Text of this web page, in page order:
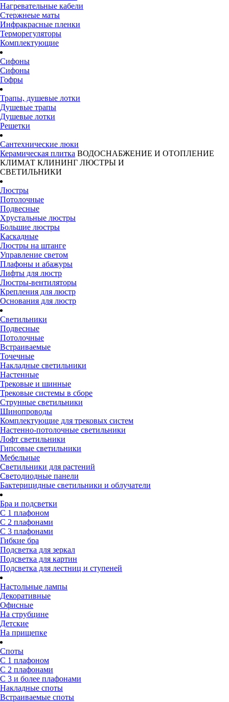
Нагревательные кабели
Стержнеые маты
Инфракрасные пленки
Терморегуляторы
Комплектующие
Сифоны
Сифоны
Гофры
Трапы, душевые лотки
Душевые трапы
Душевые лотки
Решетки
Сантехнические люки
Керамическая плитка ВОДОСНАБЖЕНИЕ И ОТОПЛЕНИЕ
КЛИМАТ КЛИНИНГ ЛЮСТРЫ И
СВЕТИЛЬНИКИ
Люстры
Потолочные
Подвесные
Хрустальные люстры
Большие люстры
Каскадные
Люстры на штанге
Управление светом
Плафоны и абажуры
Лифты для люстр
Люстры-вентиляторы
Крепления для люстр
Основания для люстр
Светильники
Подвесные
Потолочные
Встраиваемые
Точечные
Накладные светильники
Настенные
Трековые и шинные
Трековые системы в сборе
Струнные светильники
Шинопроводы
Комплектующие для трековых систем
Настенно-потолочные светильники
Лофт светильники
Гипсовые светильники
Мебельные
Светильники для растений
Светодиодные панели
Бактерицидные светильники и облучатели
Бра и подсветки
С 1 плафоном
С 2 плафонами
С 3 плафонами
Гибкие бра
Подсветка для зеркал
Подсветка для картин
Подсветка для лестниц и ступеней
Настольные лампы
Декоративные
Офисные
На струбцине
Детские
На прищепке
Споты
С 1 плафоном
С 2 плафонами
С 3 и более плафонами
Накладные споты
Встраиваемые споты